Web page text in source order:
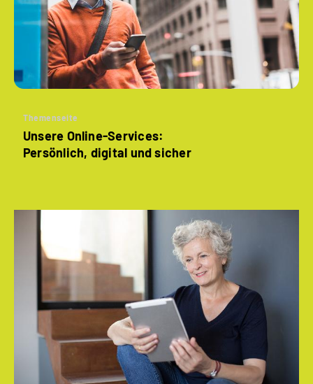
Themenseite
Unsere Online-Services:
Persönlich, digital und sicher